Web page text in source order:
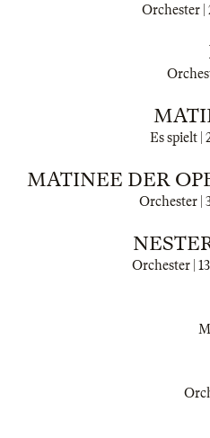
Orchester |
Es spielt |
MATINEE DER
Orchester |
Orchester |